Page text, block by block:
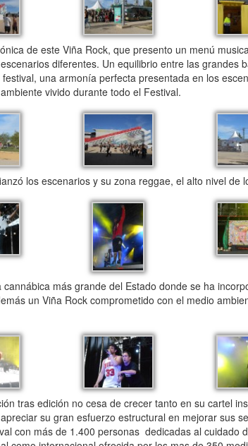
de este Viña Rock, que presento un menú
diferentes. Un equilibrio entre las grandes
una armonía perfecta presentada en los
vivido durante todo el Festival.
los escenarios y su zona reggae, el alto nivel de
más grande del Estado donde se ha
un Viña Rock comprometido con el medio
tras edición no cesa de crecer tanto en su cartel
su gran esfuerzo estructural en mejorar sus
con más de 1.400 personas dedicadas al cuidado